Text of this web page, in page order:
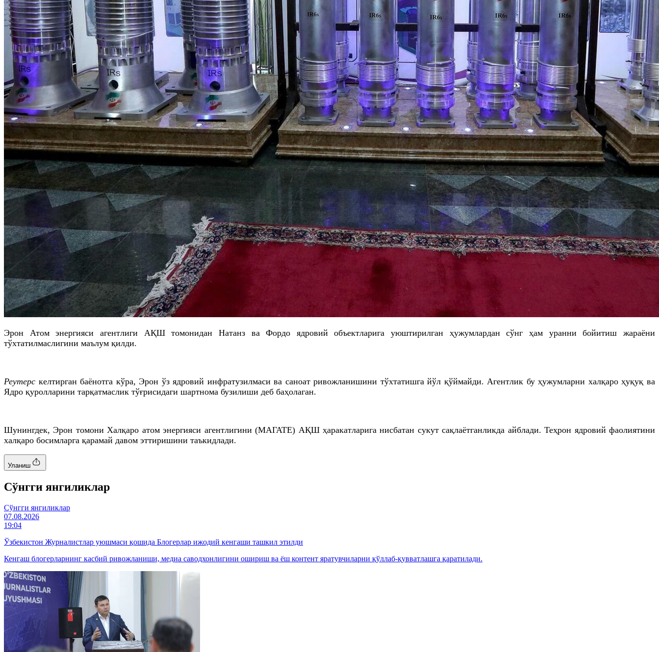
Эрон Атом энергияси агентлиги АҚШ томонидан Натанз ва Фордо ядровий объектларига уюштирилган ҳужумлардан сўнг ҳам уранни бойитиш жараёни
тўхтатилмаслигини маълум қилди.
Реутерс келтирган баёнотга кўра, Эрон ўз ядровий инфратузилмаси ва саноат ривожланишини тўхтатишга йўл қўймайди. Агентлик бу ҳужумларни халқаро ҳуқуқ ва
Ядро қуролларини тарқатмаслик тўғрисидаги шартнома бузилиши деб баҳолаган.
Шунингдек, Эрон томони Халқаро атом энергияси агентлигини (МАГАТE) АҚШ ҳаракатларига нисбатан сукут сақлаётганликда айблади. Теҳрон ядровий фаолиятини
халқаро босимларга қарамай давом эттиришини таъкидлади.
Уланиш
Cўнгги янгиликлар
Cўнгги янгиликлар
07.08.2026
19:04
Ўзбекистон Журналистлар уюшмаси қошида Блогерлар ижодий кенгаши ташкил этилди
Кенгаш блогерларнинг касбий ривожланиши, медиа саводхонлигини ошириш ва ёш контент яратувчиларни қўллаб-қувватлашга қаратилади.